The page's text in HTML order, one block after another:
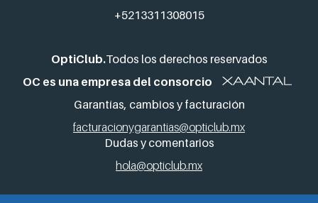
+5213311308015
OptiClub.Todos los derechos reservados
OC es una empresa del consorcio
Garantías, cambios y facturación
facturacionygarantias@opticlub.mx
Dudas y comentarios
hola@opticlub.mx